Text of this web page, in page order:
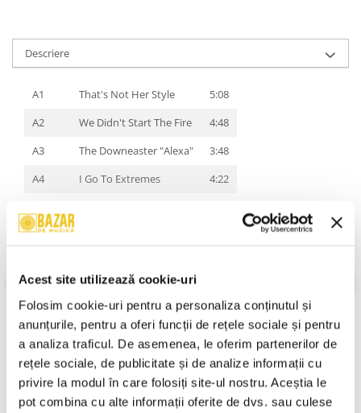
Acest site utilizează cookie-uri
Folosim cookie-uri pentru a personaliza conținutul și
anunțurile, pentru a oferi funcții de rețele sociale și pentru
a analiza traficul. De asemenea, le oferim partenerilor de
rețele sociale, de publicitate și de analize informații cu
privire la modul în care folosiți site-ul nostru. Aceștia le
pot combina cu alte informații oferite de dvs. sau culese
Descriere
A1 That's Not Her Style
5:08
A2
We Didn't Start The Fire
4:48
A3
The Downeaster "Alexa"
3:48
A4
I Go To Extremes
4:22
B1
B4
When In Rome
4:46
B5
And So It Goes 3:28
VEZI MAI MULT
Stare Coperta:Mint
Stare Disc:Mint
Gen:Rock
Stil:Pop Rock
An Lansare:An Lansare:
Informatii conformitate produs